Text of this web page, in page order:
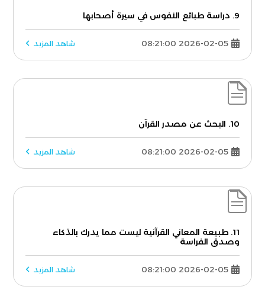
9. دراسة طبائع النفوس في سيرة أصحابها
2026-02-05 08:21:00 شاهد المزيد
10. البحث عن مصدر القرآن
2026-02-05 08:21:00 شاهد المزيد
11. طبيعة المعاني القرآنية ليست مما يدرك بالذكاء
وصدق الفراسة
2026-02-05 08:21:00 شاهد المزيد